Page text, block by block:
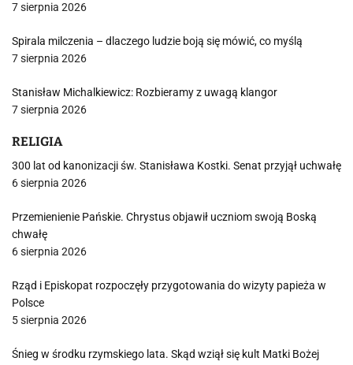
7 sierpnia 2026
Spirala milczenia – dlaczego ludzie boją się mówić, co myślą
7 sierpnia 2026
Stanisław Michalkiewicz: Rozbieramy z uwagą klangor
7 sierpnia 2026
RELIGIA
300 lat od kanonizacji św. Stanisława Kostki. Senat przyjął uchwałę
6 sierpnia 2026
Przemienienie Pańskie. Chrystus objawił uczniom swoją Boską
chwałę
6 sierpnia 2026
Rząd i Episkopat rozpoczęły przygotowania do wizyty papieża w
Polsce
5 sierpnia 2026
Śnieg w środku rzymskiego lata. Skąd wziął się kult Matki Bożej